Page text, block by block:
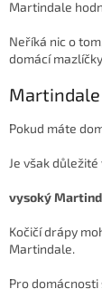
Martindale
Neříká nic o
domácí
Martindale
Pokud máte
Je však
vysoký
Kočičí drápy
Martindale.
Pro